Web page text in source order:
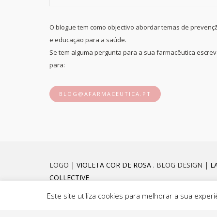
O blogue tem como objectivo abordar temas de
e educação para a saúde.
Se tem alguma pergunta para a sua farmacêutica
para:
BLOG@AFARMACEUTICA.PT
LOGO | VIOLETA COR DE ROSA . BLOG DESIGN |
COLLECTIVE
Este site utiliza cookies para melhorar a sua